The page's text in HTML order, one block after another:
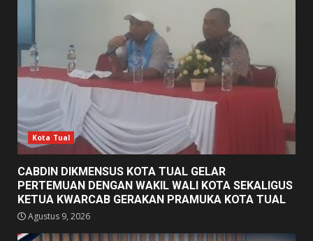
Kota Tual
CABDIN DIKMENSUS KOTA TUAL GELAR
PERTEMUAN DENGAN WAKIL WALI KOTA SEKALIGUS
KETUA KWARCAB GERAKAN PRAMUKA KOTA TUAL
Agustus 9, 2026